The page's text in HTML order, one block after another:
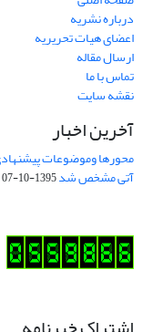
درباره نشریه
اعضای هیات تحریریه
ارسال مقاله
تماس با ما
نقشه سایت
آخرین اخبار
محورها وموضوعات
آتی مشخص شد1395-10-07